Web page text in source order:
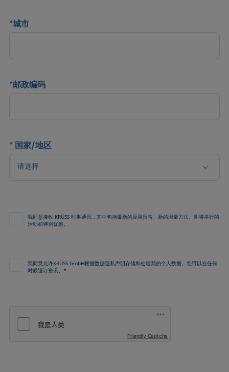
*城市
*邮政编码
* 国家/地区
请选择
我同意接收 KRÜSS 时事通讯，其中包括最新的应用报告、新的测量方法、即将举行的
活动和特别优惠。
我同意允许KRÜSS GmbH根据数据隐私声明存储和处理我的个人数据。您可以在任何
时候退订资讯。*
Friendly Captcha